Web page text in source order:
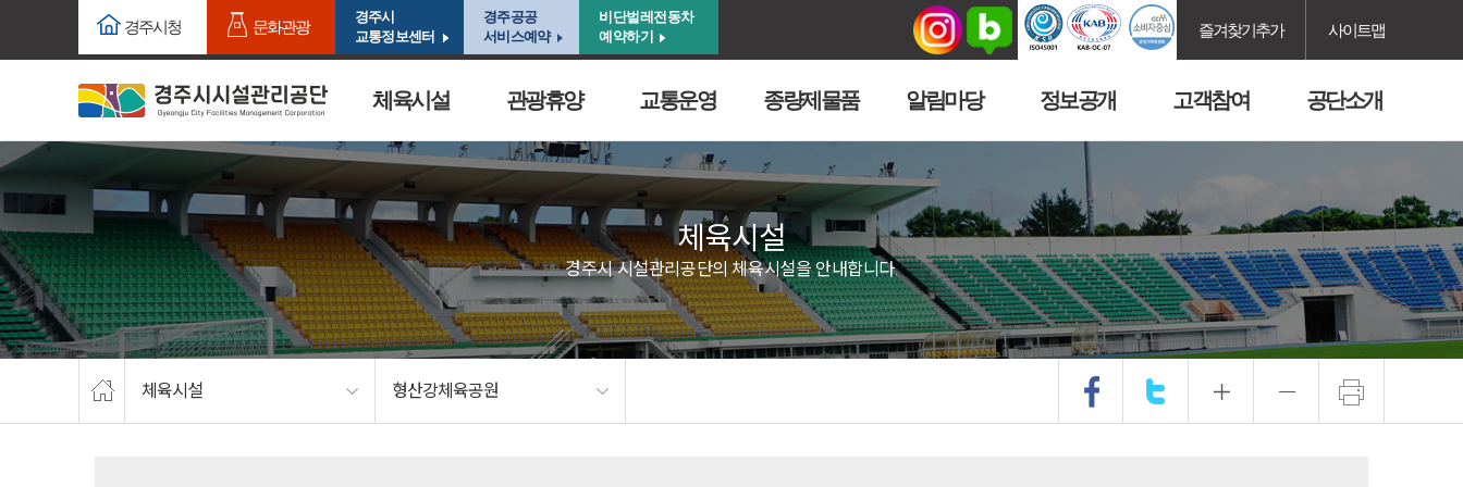
주요메뉴로 건너뛰기
경주시청 문화관광
경주시
교통정보센터
경주공공
서비스예약
비단벌레전동차
예약하기
즐겨찾기추가 사이트맵
체육시설 관광휴양 교통운영 종량제물품 알림마당 정보공개 고객참여 공단소개
체육시설
경주시 시설관리공단의 체육시설을 안내합니다.
체육시설 형산강체육공원